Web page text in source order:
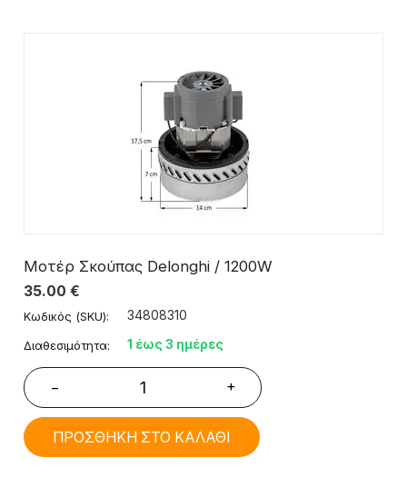
Μοτέρ Σκούπας Delonghi / 1200W
35.00 €
Κωδικός (SKU): 34808310
Διαθεσιμότητα: 1 έως 3 ημέρες
− +
ΠΡΟΣΘΗΚΗ ΣΤΟ ΚΑΛΑΘΙ